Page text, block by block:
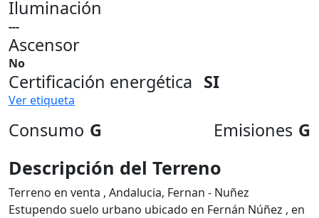
Iluminación
---
Ascensor
No
Certificación energética SI
Ver etiqueta
Consumo G Emisiones G
Descripción del Terreno
Terreno en venta , Andalucia, Fernan - Nuñez
Estupendo suelo urbano ubicado en Fernán Núñez , en